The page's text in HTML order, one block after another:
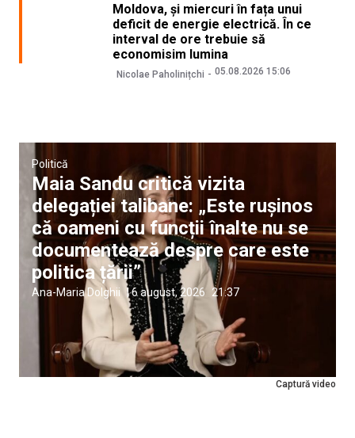
Moldova, și miercuri în fața unui
deficit de energie electrică. În ce
interval de ore trebuie să
economisim lumina
Nicolae Paholinițchi 05.08.2026 15:06
Captură video
Politică
Maia Sandu critică vizita
delegației talibane: „Este rușinos
că oameni cu funcții înalte nu se
documentează despre care este
politica țării”
Ana-Maria Dolghii |6 august, 2026 21:37